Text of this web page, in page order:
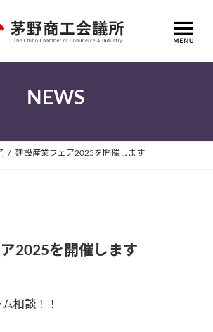
NEWS
建設産業フェア2025を開催します
2025を開催します
相談！！